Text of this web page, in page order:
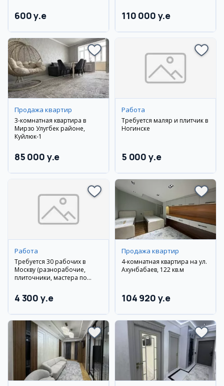
600 y.e 110 000 y.e
Продажа квартир
3-комнатная квартира в
Мирзо Улугбек районе,
Куйлюк-1
85 000 y.e
Работа
Требуется маляр и плитчик в
Ногинске
5 000 y.e
Работа
Требуется 30 рабочих в
Москву (разнорабочие,
плиточники, мастера по
4 300 y.e
Продажа квартир
4-комнатная квартира на ул.
Ахунбабаев, 122 кв.м
104 920 y.e